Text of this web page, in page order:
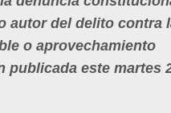
autor del delito contra
o aprovechamiento
publicada este martes